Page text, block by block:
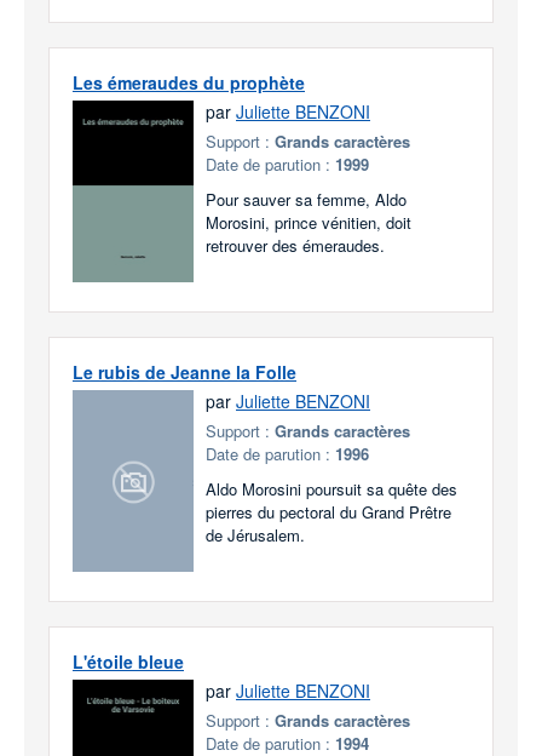
Les émeraudes du prophète
par Juliette BENZONI
Support : Grands caractères
Date de parution : 1999
Pour sauver sa femme, Aldo
Morosini, prince vénitien, doit
retrouver des émeraudes.
Le rubis de Jeanne la Folle
par Juliette BENZONI
Support : Grands caractères
Date de parution : 1996
Aldo Morosini poursuit sa quête des
pierres du pectoral du Grand Prêtre
de Jérusalem.
L'étoile bleue
par Juliette BENZONI
Support : Grands caractères
Date de parution : 1994